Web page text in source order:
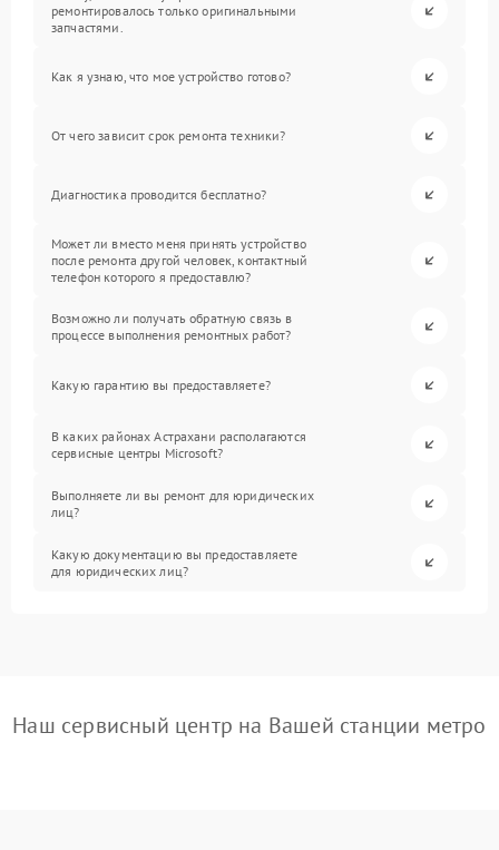
ремонтировалось только оригинальными
запчастями.
Как я узнаю, что мое устройство готово?
От чего зависит срок ремонта техники?
Диагностика проводится бесплатно?
Может ли вместо меня принять устройство
после ремонта другой человек, контактный
телефон которого я предоставлю?
Возможно ли получать обратную связь в
процессе выполнения ремонтных работ?
Какую гарантию вы предоставляете?
В каких районах Астрахани располагаются
сервисные центры Microsoft?
Выполняете ли вы ремонт для юридических
лиц?
Какую документацию вы предоставляете
для юридических лиц?
Наш сервисный центр на Вашей станции метро